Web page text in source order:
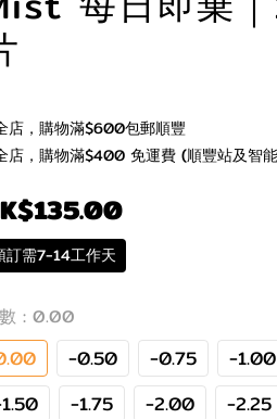
店，購物滿$600包郵順豐
店，購物滿$400 免運費 (順豐站及智
訂需7-14工作天
: 0.00
-0.50 -0.75 -1.00
-1.75 -2.00 -2.25